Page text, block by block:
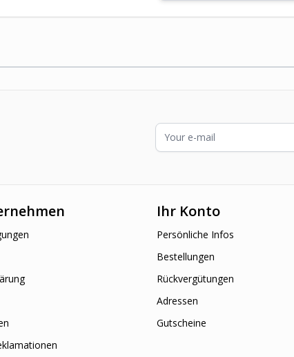
E-Mailadresse
Ihr Konto
Persönliche Infos
Bestellungen
Rückvergütungen
Adressen
Gutscheine